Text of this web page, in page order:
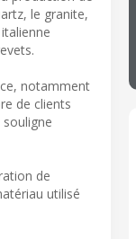
le granite,
notamment
de clients
de
utilisé